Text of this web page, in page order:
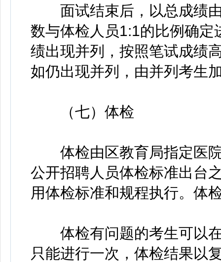
面试结束后，以总成绩由
数与体检人员1:1的比例确
绩出现并列，按照笔试成绩
如仍出现并列，由并列考生
（七）体检
体检由区教育局指定医院
公开招聘人员体检标准出台
用体检标准和规程执行。体
体检有问题的考生可以在
只能进行一次，体检结果以